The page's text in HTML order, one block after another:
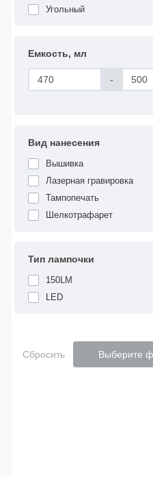
Угольный
Емкость, мл
-
Вид нанесения
Вышивка
Лазерная гравировка
Тампопечать
Шелкотрафарет
Тип лампочки
150LM
LED
Сбросить Выберите